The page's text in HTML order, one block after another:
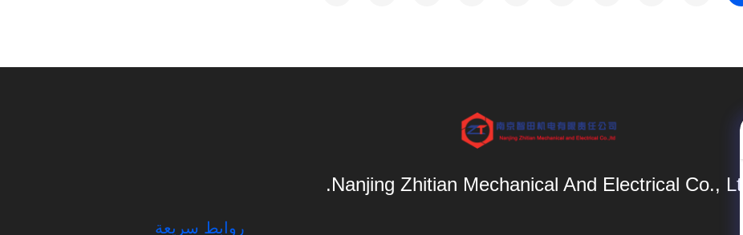
Nanjing Zhitian Mechanical And Electrical Co., Ltd.
روابط سريعة